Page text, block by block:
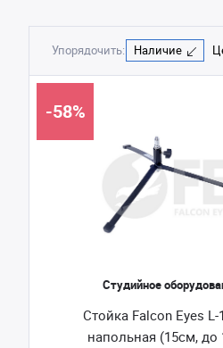
Упорядочить: Наличие
Студийное
Стойка Falcon Eyes L-
напольная (15см, до
-58%